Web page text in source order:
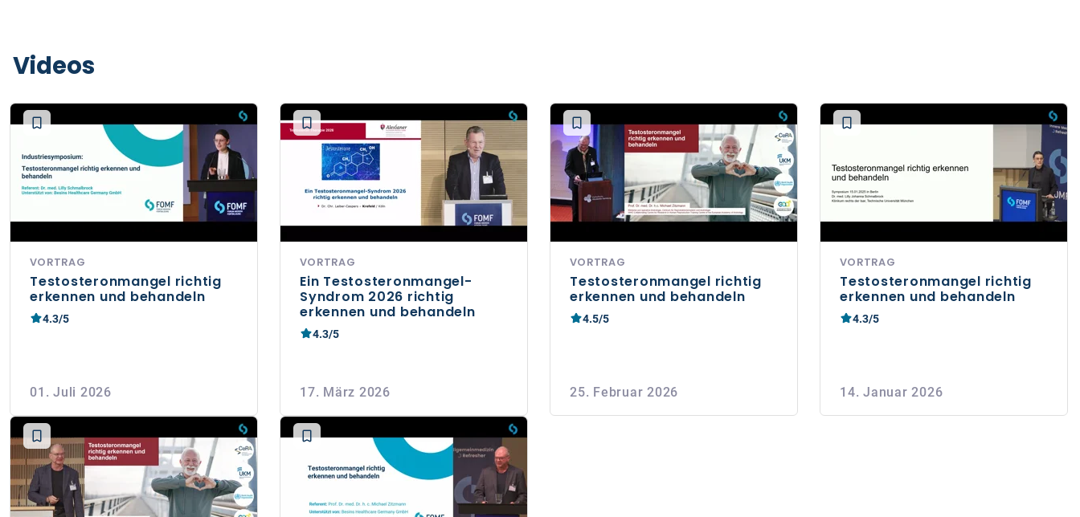
Videos
VORTRAG
Testosteronmangel richtig
erkennen und behandeln
4.3/5
01. Juli 2026
VORTRAG
Ein Testosteronmangel-
Syndrom 2026 richtig
erkennen und behandeln
4.3/5
17. März 2026
VORTRAG
Testosteronmangel richtig
erkennen und behandeln
4.5/5
25. Februar 2026
VORTRAG
Testosteronmangel richtig
erkennen und behandeln
4.3/5
14. Januar 2026